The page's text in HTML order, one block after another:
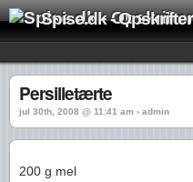
Spise.dk - Opskrifter
Persilletærte
jul 30th, 2008 @ 11:41 am › admin
200 g mel